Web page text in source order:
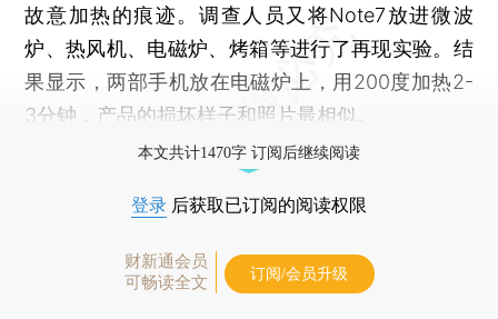
故意加热的痕迹。调查人员又将Note7放进微波
炉、热风机、电磁炉、烤箱等进行了再现实验。结
果显示，两部手机放在电磁炉上，用200度加热2-
3分钟，产品的损坏样子和照片最相似。
本文共计1470字 订阅后继续阅读
登录 后获取已订阅的阅读权限
财新通会员
可畅读全文
订阅/会员升级